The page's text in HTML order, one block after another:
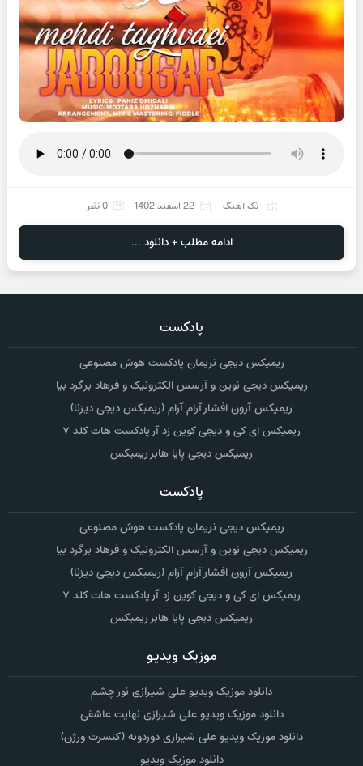
تک آهنگ 22 اسفند 1402 0 نظر
ادامه مطلب + دانلود ...
پادکست
ریمیکس دیجی نریمان پادکست هوش مصنوعی
ریمیکس دیجی نوین و آرسس الکترونیک و فرهاد برگرد بیا
ریمیکس آرون افشار آرام آرام (ریمیکس دیجی دیزنا)
ریمیکس ای کی و دیجی کوین زد آر پادکست هات کلد ۷
ریمیکس دیجی پایا هابر ریمیکس
پادکست
ریمیکس دیجی نریمان پادکست هوش مصنوعی
ریمیکس دیجی نوین و آرسس الکترونیک و فرهاد برگرد بیا
ریمیکس آرون افشار آرام آرام (ریمیکس دیجی دیزنا)
ریمیکس ای کی و دیجی کوین زد آر پادکست هات کلد ۷
ریمیکس دیجی پایا هابر ریمیکس
موزیک ویدیو
دانلود موزیک ویدیو علی شیرازی نور چشم
دانلود موزیک ویدیو علی شیرازی نهایت عاشقی
دانلود موزیک ویدیو علی شیرازی دوردونه (کنسرت ورژن)
دانلود موزیک ویدیو